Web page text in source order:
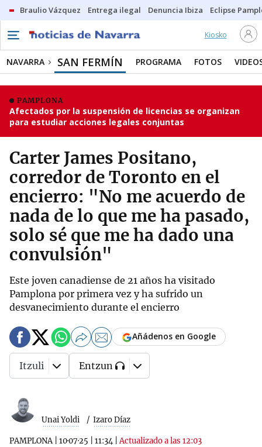
Braulio Vázquez Entrega ilegal Denuncia Ibiza Eclipse
Kiosko
NAVARRA SAN FERMÍN PROGRAMA FOTOS
PAMPLONA
Afectados por la suspensión de licencias se organizan
para estudiar acciones legales conjuntas
Carter James Positano,
corredor de Toronto en el
encierro: "No me acuerdo de
nada de lo que me ha pasado,
solo sé que me ha dado una
convulsión"
Este joven canadiense de 21 años ha visitado
Pamplona por primera vez y ha sufrido un
desvanecimiento durante el encierro
Unai Yoldi Izaro Díaz
PAMPLONA| 10·07·25 11:34 |Actualizado a las 12:03
Añádenos en Google
Itzuli Entzun